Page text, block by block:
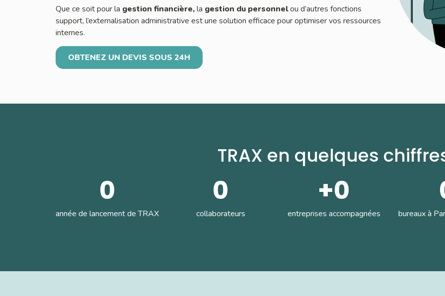
Que ce soit pour la gestion financière,la gestion du personnelou d’autres fonctions
support, l’externalisation administrative est une solution efficace pour optimiser vos ressources
internes.
OBTENEZ UN DEVIS SOUS 24H
TRAX en quelques
0
année de lancement de TRAX
0
collaborateurs
+0
entreprises accompagnées bureaux à